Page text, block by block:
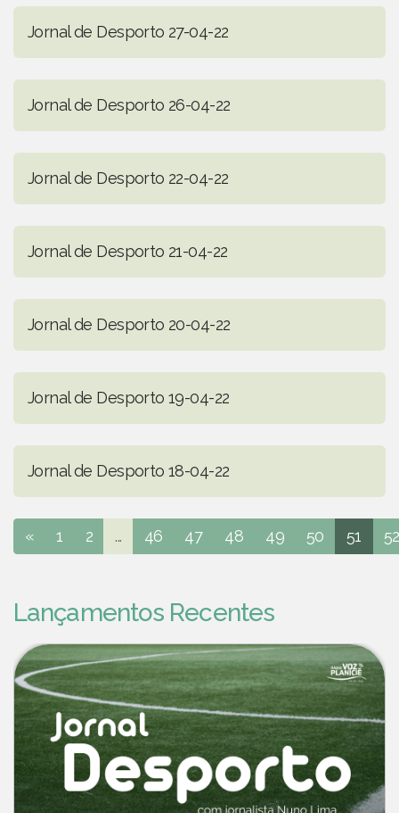
Jornal de Desporto 27-04-22
Jornal de Desporto 26-04-22
Jornal de Desporto 22-04-22
Jornal de Desporto 21-04-22
Jornal de Desporto 20-04-22
Jornal de Desporto 19-04-22
Jornal de Desporto 18-04-22
« 1 2 ... 46 47 48 49 50 51 52
Lançamentos Recentes